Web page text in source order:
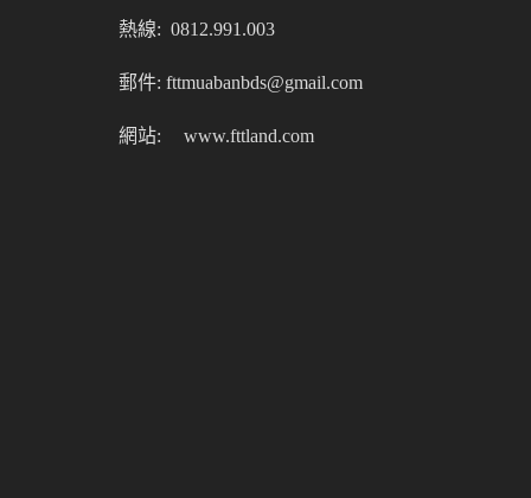
熱線: 0812.991.003
郵件: fttmuabanbds@gmail.com
網站: www.fttland.com